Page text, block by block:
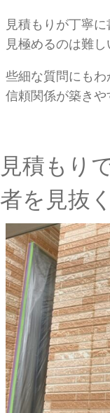
見積もりが丁寧
見極めるのは難し
些細な質問にもわ
信頼関係が築きや
見積もり
者を見抜